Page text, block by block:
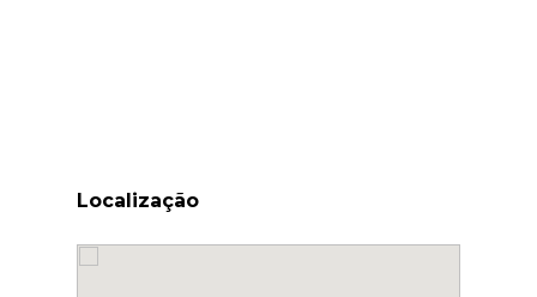
Localização